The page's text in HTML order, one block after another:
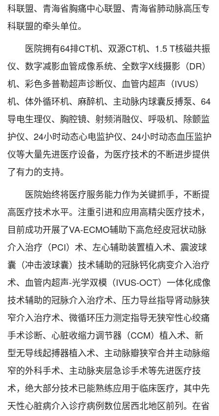
科联盟、青海省胸痛中心联盟、青海省肺动脉高压专
科联盟的牵头单位。
医院拥有64排CT机、双源CT机、1.5 T核磁共振
仪、数字减影血管成像系统、全数字X线摄影（DR）
机、彩色多普勒超声诊断仪、血管内超声（IVUS）
机、体外循环机、麻醉机、主动脉内球囊反搏泵、64
导电生理仪、胸腔镜、射频消融仪、呼吸机、除颤监
护仪、24小时动态心电监护仪、24小时动态血压监护
仪等大量先进医疗设备，为医疗技术的不断进步提供
了有力的支持。
医院始终将医疗服务能力作为关键抓手，不断提
高医疗技术水平。注重引进和应用高精尖医疗技术，
目前成功开展了VA-ECMO辅助下高危经皮冠状动脉
介入治疗（PCI）术、左心辅助装置植入术、震波球
囊（冲击波球囊）技术辅助的冠脉钙化病变介入治疗
术、血管内超声-光学双模（IVUS-OCT）一体化成像
技术辅助的冠脉介入治疗术、压力导丝指导肾动脉狭
窄介入治疗术、微循环压力测定指导无狭窄性心绞痛
手术诊断、心脏收缩力调节器（CCM）植入术、新
型无导线起搏器植入术、主动脉瓣狭窄合并主动脉缩
窄的外科手术、主动脉夹层急诊手术等先进医疗技
术，绝大部分技术已能熟练应用于临床医疗，其中先
天性心脏病介入诊疗病例数位居西北地区前列。在省